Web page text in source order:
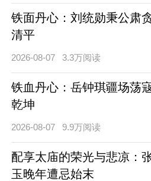
铁面丹心：刘统勋秉公肃
清平
2026-08-07 3.3万阅读
铁血丹心：岳钟琪疆场荡
乾坤
2026-08-07 9.9万阅读
配享太庙的荣光与悲凉：
玉晚年遭忌始末